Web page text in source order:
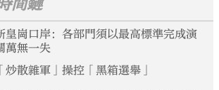
間鏈
皇崗口岸：各部門須以最高標準完成演
無一失
炒散雜軍」操控「黑箱選舉」